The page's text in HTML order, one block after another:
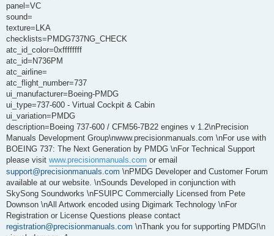
panel=VC
sound=
texture=LKA
checklists=PMDG737NG_CHECK
atc_id_color=0xffffffff
atc_id=N736PM
atc_airline=
atc_flight_number=737
ui_manufacturer=Boeing-PMDG
ui_type=737-600 - Virtual Cockpit & Cabin
ui_variation=PMDG
description=Boeing 737-600 / CFM56-7B22 engines v 1.2\nPrecision
Manuals Development Group\nwww.precisionmanuals.com \nFor use with
BOEING 737: The Next Generation by PMDG \nFor Technical Support
please visit www.precisionmanuals.com or email
support@precisionmanuals.com \nPMDG Developer and Customer Forum
available at our website. \nSounds Developed in conjunction with
SkySong Soundworks \nFSUIPC Commercially Licensed from Pete
Downson \nAll Artwork encoded using Digimark Technology \nFor
Registration or License Questions please contact
registration@precisionmanuals.com \nThank you for supporting PMDG!\n